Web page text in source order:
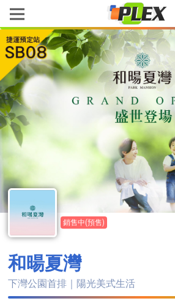
銷售中(預售)
和暘夏灣
下灣公園首排｜陽光美式生活